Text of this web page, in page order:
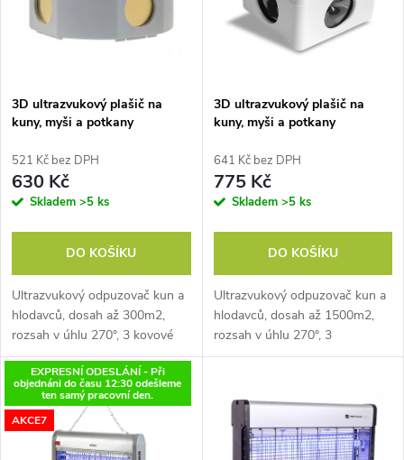
n
p
r
o
u
k
t
ů
s
p
r
o
d
u
k
t
3D ultrazvukový plašič na
kuny, myši a potkany
SMART
521 Kč bez DPH
630 Kč
Skladem >5 ks
DO KOŠÍKU
Ultrazvukový odpuzovač kun a
hlodavců, dosah až 300m2,
rozsah v úhlu 270°, 3 kovové
reproduktory, napájení přes 6V
adaptér. Jedná se o levnější
variantu...
3D ultrazvukový plašič na
kuny, myši a potkany
SMART
641 Kč bez DPH
775 Kč
Skladem >5 ks
DO KOŠÍKU
Ultrazvukový odpuzovač kun a
hlodavců, dosah až 1500m2,
rozsah v úhlu 270°, 3
membránové reproduktory,
plašičku kun,...
EXPRESNÍ ODESLÁNÍ - Při
objednáni do času 12:30 odešleme
ten samý pracovní den.
AKCE7